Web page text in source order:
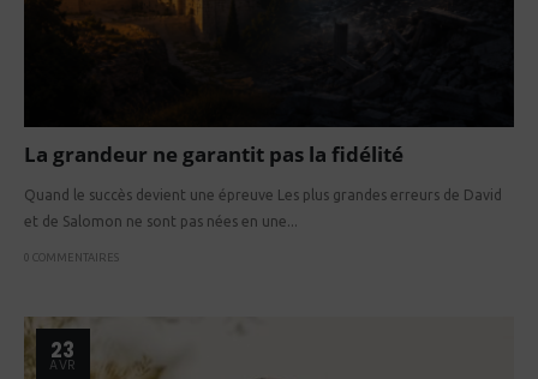
La grandeur ne garantit pas la fidélité
Quand le succès devient une épreuve Les plus grandes erreurs de David
et de Salomon ne sont pas nées en une...
0 COMMENTAIRES
23
AVR